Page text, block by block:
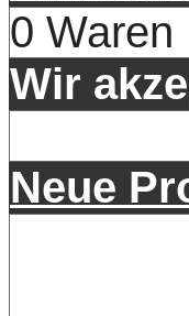
0 Waren
Wir
Neue